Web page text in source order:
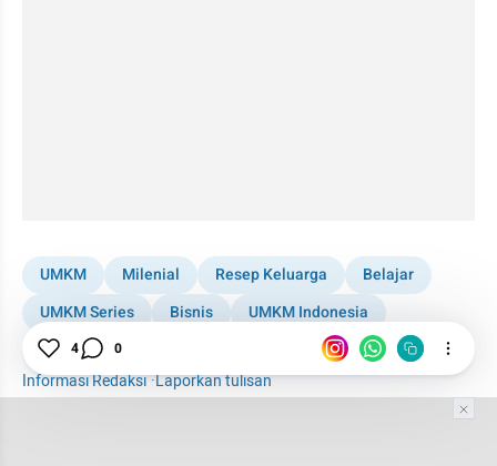
UMKM Milenial Resep Keluarga
Belajar
UMKM Series
Bisnis
UMKM Indonesia
UMKM Milenial
Informasi Redaksi·Laporkan tulisan
4 0